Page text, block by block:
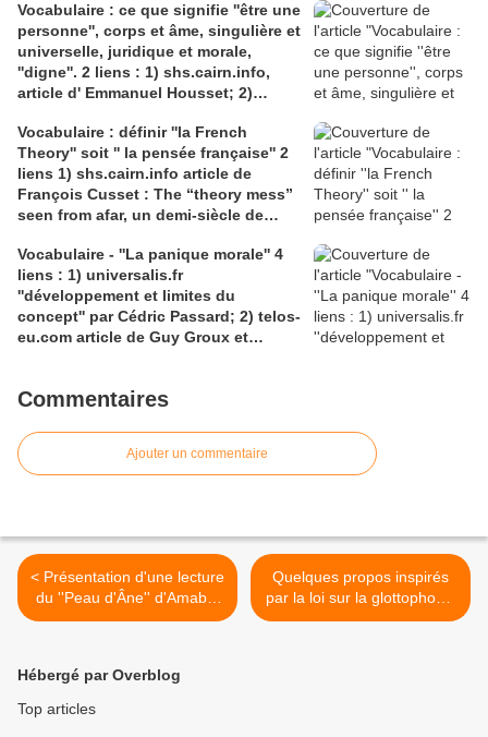
dramaturgie Lola Molina à l’Espace
Saint-Laurent, Pont-à-Mousson 2
liens : 1) lien meec.org; 2)
lemeac.com
Vocabulaire : ce que signifie ''être une
personne'', corps et âme, singulière et
universelle, juridique et morale,
''digne''. 2 liens : 1) shs.cairn.info,
article d' Emmanuel Housset; 2)
Julian Roche
Vocabulaire : définir ''la French
Theory'' soit '' la pensée française'' 2
liens 1) shs.cairn.info article de
François Cusset : The “theory mess”
seen from afar, un demi-siècle de
tracts.gallimard.fr ''La haine de
l'émancipation...'', François Cusset
Vocabulaire - ''La panique morale'' 4
liens : 1) universalis.fr
''développement et limites du
concept'' par Cédric Passard; 2) telos-
eu.com article de Guy Groux et
pour le compte rendu d'Arnaud
''la panique morale'';4) shs.cairn.info,
Pierre De Visscher : ''Craintes, peurs,
Commentaires
Ajouter un commentaire
< Présentation d'une lecture
du ''Peau d'Âne'' d'Amable
Tastu
Quelques propos inspirés
par la loi sur la glottophobie
>
Hébergé par Overblog
Top articles